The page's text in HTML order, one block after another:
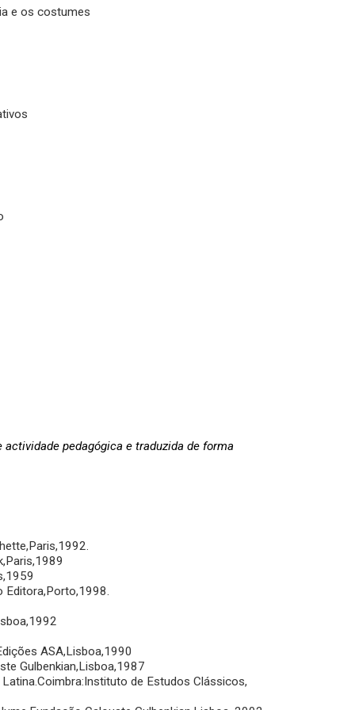
e os costumes
pedagógica e traduzida de forma
Editora,Porto,1998.
ASA,Lisboa,1990
Gulbenkian,Lisboa,1987
de Estudos Clássicos,